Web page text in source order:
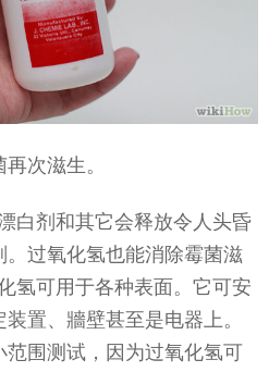
次滋生。
白剂和其它会释放令人头昏
过氧化氢也能消除霉菌滋
氢可用于各种表面。它可安
置、牆壁甚至是电器上。
围测试，因为过氧化氢可